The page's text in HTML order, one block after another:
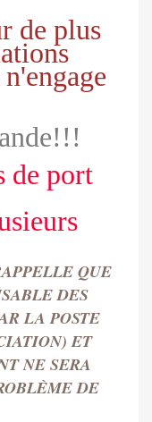
de plus
de port
QUE
DES
LA POSTE
ET
NE SERA
DE